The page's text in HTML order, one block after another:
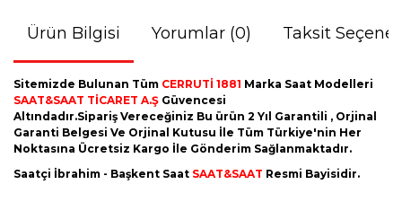
Ürün Bilgisi Yorumlar (0) Taksit
Sitemizde Bulunan Tüm CERRUTİ 1881 Marka Saat Modelleri
SAAT&SAAT TİCARET A.Ş Güvencesi
Altındadır.Sipariş Vereceğiniz Bu ürün 2 Yıl Garantili , Orjinal
Garanti Belgesi Ve Orjinal Kutusu İle Tüm Türkiye'nin Her
Noktasına Ücretsiz Kargo İle Gönderim Sağlanmaktadır.
Saatçi İbrahim - Başkent Saat SAAT&SAAT Resmi Bayisidir.